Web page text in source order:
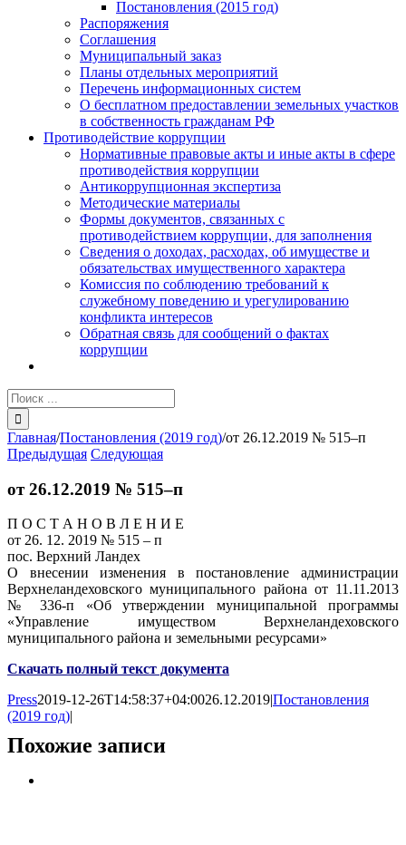
Постановления (2015 год)
Распоряжения
Соглашения
Муниципальный заказ
Планы отдельных мероприятий
Перечень информационных систем
О бесплатном предоставлении земельных участков
в собственность гражданам РФ
Противодействие коррупции
Нормативные правовые акты и иные акты в сфере
противодействия коррупции
Антикоррупционная экспертиза
Методические материалы
Формы документов, связанных с
противодействием коррупции, для заполнения
Сведения о доходах, расходах, об имуществе и
обязательствах имущественного характера
Комиссия по соблюдению требований к
служебному поведению и урегулированию
конфликта интересов
Обратная связь для сообщений о фактах
коррупции
Результат
поиска:
Главная/Постановления (2019 год)/от 26.12.2019 № 515–п
Предыдущая Следующая
от 26.12.2019 № 515–п
П О С Т А Н О В Л Е Н И Е
от 26. 12. 2019 № 515 – п
пос. Верхний Ландех
О внесении изменения в постановление администрации
Верхнеландеховского муниципального района от 11.11.2013
№ 336-п «Об утверждении муниципальной программы
«Управление имуществом Верхнеландеховского
муниципального района и земельными ресурсами»
Скачать полный текст документа
Press2019-12-26T14:58:37+04:0026.12.2019|Постановления
(2019 год)|
Похожие записи